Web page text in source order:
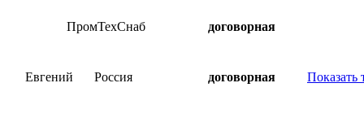
ПромТехСнаб договорная
Евгений Россия договорная Показать